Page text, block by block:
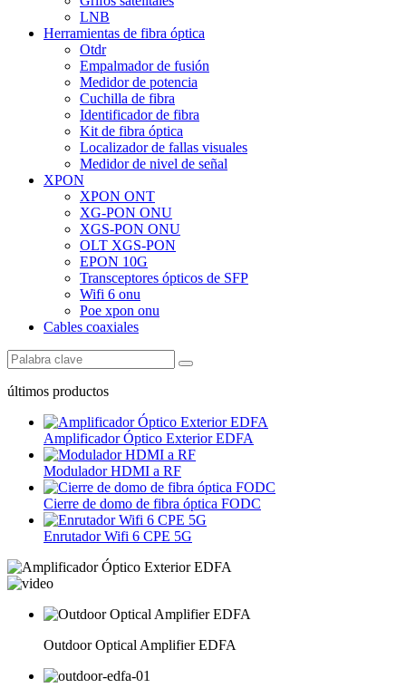
LNB
Herramientas de fibra óptica
Otdr
Empalmador de fusión
Medidor de potencia
Cuchilla de fibra
Identificador de fibra
Kit de fibra óptica
Localizador de fallas visuales
Medidor de nivel de señal
XPON
XPON ONT
XG-PON ONU
XGS-PON ONU
OLT XGS-PON
EPON 10G
Transceptores ópticos de SFP
Wifi 6 onu
Poe xpon onu
Cables coaxiales
últimos productos
Amplificador Óptico Exterior EDFA
Modulador HDMI a RF
Cierre de domo de fibra óptica FODC
Enrutador Wifi 6 CPE 5G
Outdoor Optical Amplifier EDFA